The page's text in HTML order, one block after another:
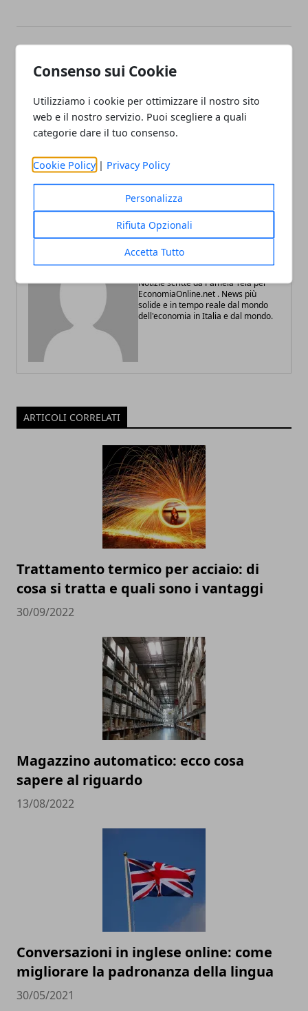
Consenso sui Cookie
Utilizziamo i cookie per ottimizzare il nostro sito
web e il nostro servizio. Puoi scegliere a quali
categorie dare il tuo consenso.
Cookie Policy | Privacy Policy
Personalizza
Rifiuta Opzionali
Accetta Tutto
Articolo Precedente
i vantaggi di una strategia
Redazione
Notizie scritte da Pamela Tela per
EconomiaOnline.net . News più
solide e in tempo reale dal mondo
dell'economia in Italia e dal mondo.
ARTICOLI CORRELATI
Trattamento termico per acciaio: di
cosa si tratta e quali sono i vantaggi
30/09/2022
Magazzino automatico: ecco cosa
sapere al riguardo
13/08/2022
Conversazioni in inglese online: come
migliorare la padronanza della lingua
30/05/2021